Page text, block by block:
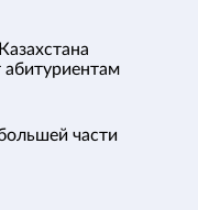
абитуриентам
части